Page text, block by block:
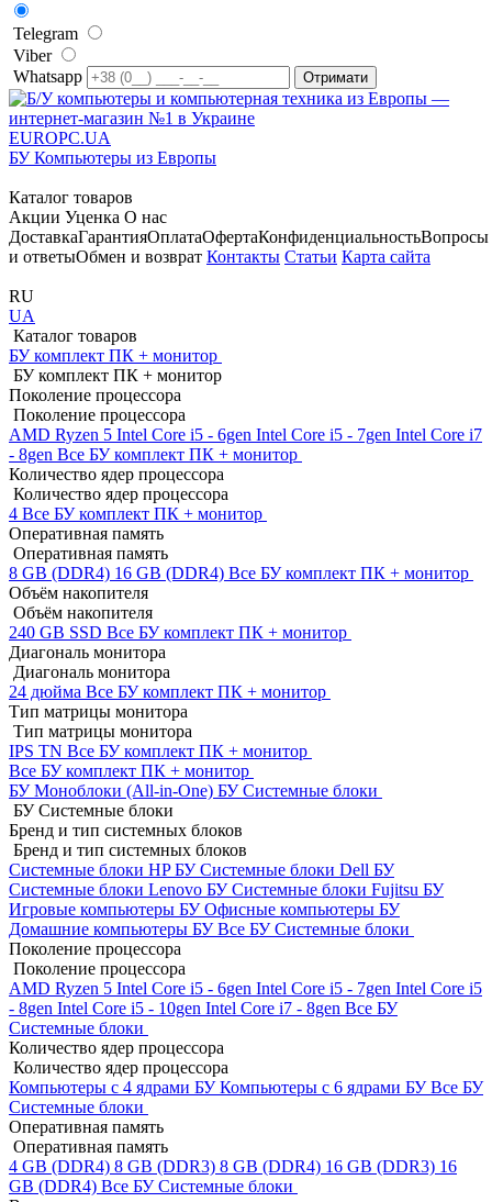
Telegram
Viber
Whatsapp
EUROPC.UA
БУ Компьютеры из Европы
Каталог товаров
Акции Уценка О нас
ДоставкаГарантияОплатаОфертаКонфиденциальностьВопросы
и ответыОбмен и возврат Контакты Статьи Карта сайта
RU
UA
Каталог товаров
БУ комплект ПК + монитор
БУ комплект ПК + монитор
Поколение процессора
Поколение процессора
AMD Ryzen 5 Intel Core i5 - 6gen Intel Core i5 - 7gen Intel Core i7
- 8gen Все БУ комплект ПК + монитор
Количество ядер процессора
Количество ядер процессора
4 Все БУ комплект ПК + монитор
Оперативная память
Оперативная память
8 GB (DDR4) 16 GB (DDR4) Все БУ комплект ПК + монитор
Объём накопителя
Объём накопителя
240 GB SSD Все БУ комплект ПК + монитор
Диагональ монитора
Диагональ монитора
24 дюйма Все БУ комплект ПК + монитор
Тип матрицы монитора
Тип матрицы монитора
IPS TN Все БУ комплект ПК + монитор
Все БУ комплект ПК + монитор
БУ Моноблоки (All-in-One) БУ Системные блоки
БУ Системные блоки
Бренд и тип системных блоков
Бренд и тип системных блоков
Системные блоки HP БУСистемные блоки Dell БУ
Системные блоки Lenovo БУСистемные блоки Fujitsu БУ
Игровые компьютеры БУОфисные компьютеры БУ
Домашние компьютеры БУВсе БУ Системные блоки
Поколение процессора
Поколение процессора
AMD Ryzen 5 Intel Core i5 - 6gen Intel Core i5 - 7gen Intel Core i5
- 8gen Intel Core i5 - 10gen Intel Core i7 - 8gen Все БУ
Системные блоки
Количество ядер процессора
Количество ядер процессора
Компьютеры с 4 ядрами БУКомпьютеры с 6 ядрами БУВсе БУ
Системные блоки
Оперативная память
Оперативная память
4 GB (DDR4) 8 GB (DDR3) 8 GB (DDR4) 16 GB (DDR3) 16
GB (DDR4) Все БУ Системные блоки